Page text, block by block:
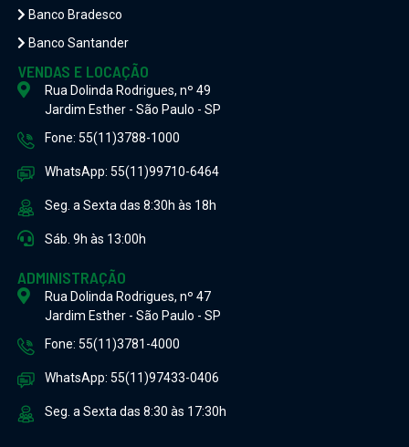
Banco Bradesco
Banco Santander
VENDAS E LOCAÇÃO
Rua Dolinda Rodrigues, nº 49
Jardim Esther - São Paulo - SP
Fone: 55(11)3788-1000
WhatsApp: 55(11)99710-6464
Seg. a Sexta das 8:30h às 18h
Sáb. 9h às 13:00h
ADMINISTRAÇÃO
Rua Dolinda Rodrigues, nº 47
Jardim Esther - São Paulo - SP
Fone: 55(11)3781-4000
WhatsApp: 55(11)97433-0406
Seg. a Sexta das 8:30 às 17:30h